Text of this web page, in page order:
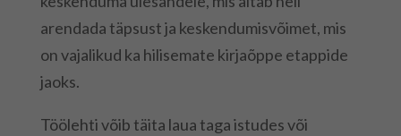
arendada täpsust ja keskendumisvõimet, mis
on vajalikud ka hilisemate kirjaõppe etappide
jaoks.
Töölehti võib täita laua taga istudes või